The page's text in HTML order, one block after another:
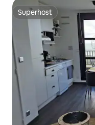
Superhost
Superhost